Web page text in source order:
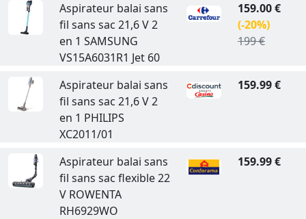
Aspirateur balai sans
fil sans sac 21,6 V 2
en 1 SAMSUNG
VS15A6031R1 Jet 60
159.00 €
(-20%)
199 €
Aspirateur balai sans
fil sans sac 21,6 V 2
en 1 PHILIPS
XC2011/01
159.99 €
Aspirateur balai sans
fil sans sac flexible 22
V ROWENTA
RH6929WO
159.99 €